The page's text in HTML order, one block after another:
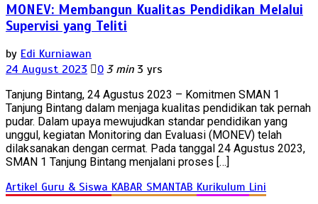
MONEV: Membangun Kualitas Pendidikan Melalui
Supervisi yang Teliti
by Edi Kurniawan
24 August 2023
0 3 min 3 yrs
Tanjung Bintang, 24 Agustus 2023 – Komitmen SMAN 1
Tanjung Bintang dalam menjaga kualitas pendidikan tak pernah
pudar. Dalam upaya mewujudkan standar pendidikan yang
unggul, kegiatan Monitoring dan Evaluasi (MONEV) telah
dilaksanakan dengan cermat. Pada tanggal 24 Agustus 2023,
SMAN 1 Tanjung Bintang menjalani proses […]
Artikel Guru & Siswa KABAR SMANTAB Kurikulum Lini